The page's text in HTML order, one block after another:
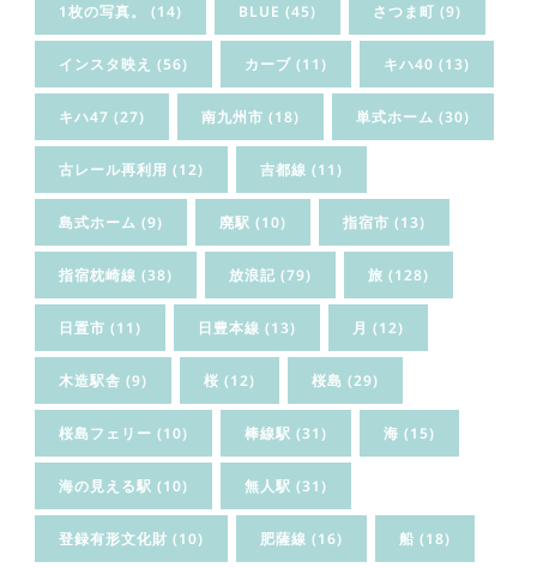
1枚の写真。 (14) BLUE (45) さつま町 (9)
インスタ映え (56) カーブ (11) キハ40 (13)
キハ47 (27) 南九州市 (18) 単式ホーム (30)
古レール再利用 (12) 吉都線 (11)
島式ホーム (9) 廃駅 (10) 指宿市 (13)
指宿枕崎線 (38) 放浪記 (79) 旅 (128)
日置市 (11) 日豊本線 (13) 月 (12)
木造駅舎 (9) 桜 (12) 桜島 (29)
桜島フェリー (10) 棒線駅 (31) 海 (15)
海の見える駅 (10) 無人駅 (31)
登録有形文化財 (10) 肥薩線 (16) 船 (18)